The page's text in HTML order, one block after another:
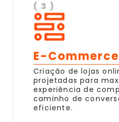
( 3 )
E-Commerce
Criação de lojas
projetadas para
experiência de
caminho de
eficiente.